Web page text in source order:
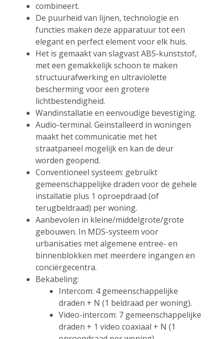
combineert.
De puurheid van lijnen, technologie en
functies maken deze apparatuur tot een
elegant en perfect element voor elk huis.
Het is gemaakt van slagvast ABS-kunststof,
met een gemakkelijk schoon te maken
structuurafwerking en ultraviolette
bescherming voor een grotere
lichtbestendigheid.
Wandinstallatie en eenvoudige bevestiging.
Audio-terminal. Geïnstalleerd in woningen
maakt het communicatie met het
straatpaneel mogelijk en kan de deur
worden geopend.
Conventioneel systeem: gebruikt
gemeenschappelijke draden voor de gehele
installatie plus 1 oproepdraad (of
terugbeldraad) per woning.
Aanbevolen in kleine/middelgrote/grote
gebouwen. In MDS-systeem voor
urbanisaties met algemene entree- en
binnenblokken met meerdere ingangen en
conciërgecentra.
Bekabeling:
Intercom: 4 gemeenschappelijke
draden + N (1 beldraad per woning).
Video-intercom: 7 gemeenschappelijke
draden + 1 video coaxiaal + N (1